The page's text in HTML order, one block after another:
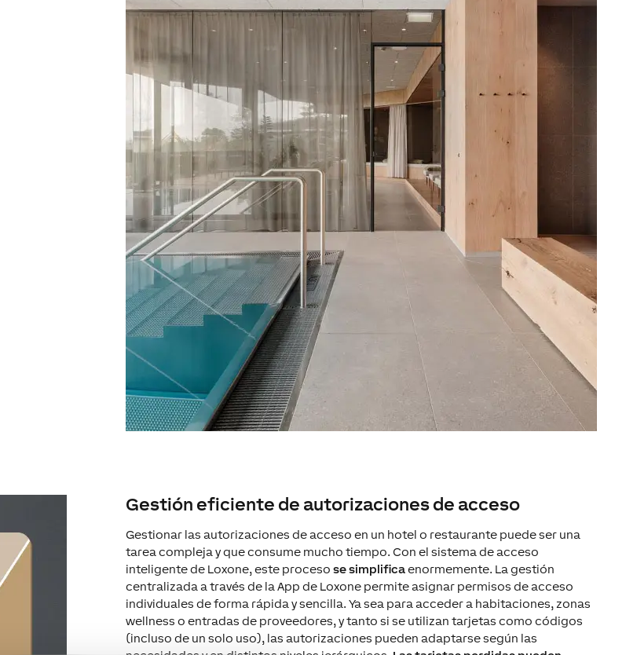
Gestión eficiente de autorizaciones de acceso
Gestionar las autorizaciones de acceso en un hotel o restaurante puede ser una
tarea compleja y que consume mucho tiempo. Con el sistema de acceso
inteligente de Loxone, este procesose simplificaenormemente. La gestión
centralizada a través de la App de Loxone permite asignar permisos de acceso
individuales de forma rápida y sencilla. Ya sea para acceder a habitaciones, zonas
wellness o entradas de proveedores, y tanto si se utilizan tarjetas como códigos
(incluso de un solo uso), las autorizaciones pueden adaptarse según las